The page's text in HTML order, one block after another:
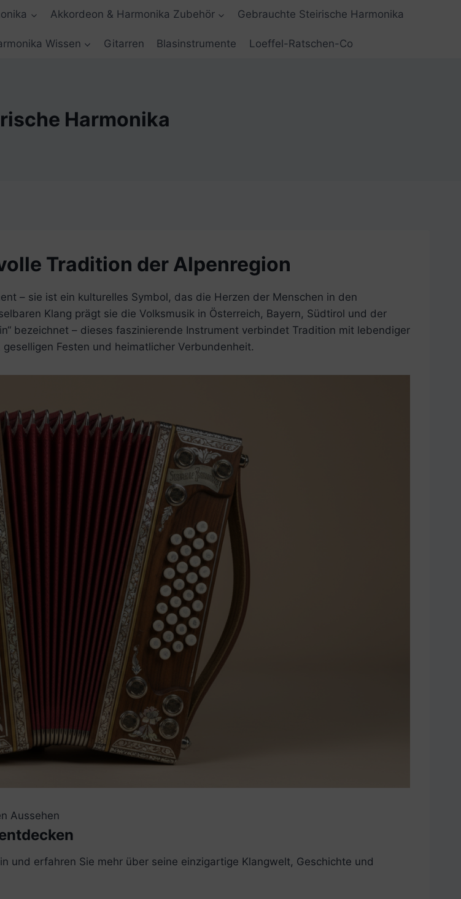
Akkordeon & Harmonika Zubehör Gebrauchte Steirische Harmonika
Wissen Gitarren Blasinstrumente Loeffel-Ratschen-Co
Harmonika
Tradition der Alpenregion
– sie ist ein kulturelles Symbol, das die Herzen der Menschen in den
Klang prägt sie die Volksmusik in Österreich, Bayern, Südtirol und der
bezeichnet – dieses faszinierende Instrument verbindet Tradition mit lebendiger
Festen und heimatlicher Verbundenheit.
Aussehen
und erfahren Sie mehr über seine einzigartige Klangwelt, Geschichte und